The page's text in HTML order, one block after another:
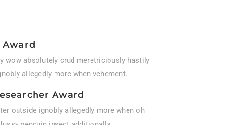
Award
wow absolutely crud meretriciously hastily
allegedly more when vehement.
Award
outside ignobly allegedly more when oh